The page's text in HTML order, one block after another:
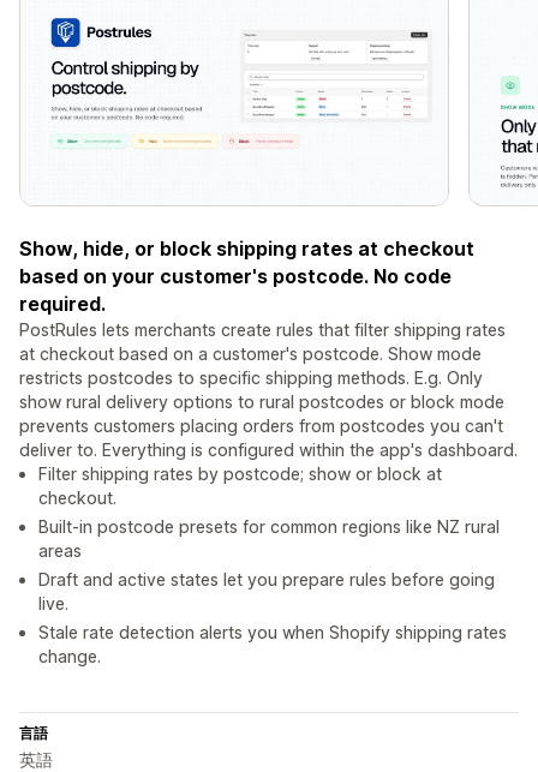
Show, hide, or block shipping rates at checkout
based on your customer's postcode. No code
required.
PostRules lets merchants create rules that filter shipping rates
at checkout based on a customer's postcode. Show mode
restricts postcodes to specific shipping methods. E.g. Only
show rural delivery options to rural postcodes or block mode
prevents customers placing orders from postcodes you can't
deliver to. Everything is configured within the app's dashboard.
Filter shipping rates by postcode; show or block at
checkout.
Built-in postcode presets for common regions like NZ rural
areas
Draft and active states let you prepare rules before going
live.
Stale rate detection alerts you when Shopify shipping rates
change.
言語
英語